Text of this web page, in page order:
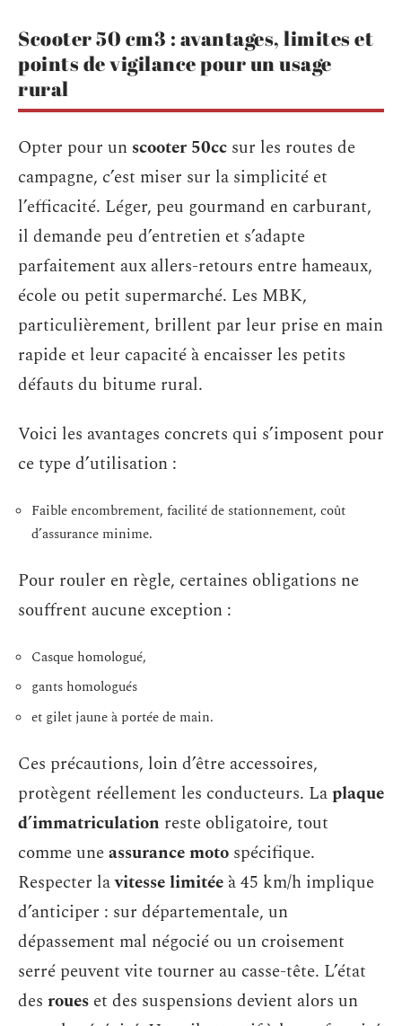
Scooter 50 cm3 : avantages, limites et
points de vigilance pour un usage
rural
Opter pour un scooter 50cc sur les routes de
campagne, c’est miser sur la simplicité et
l’efficacité. Léger, peu gourmand en carburant,
il demande peu d’entretien et s’adapte
parfaitement aux allers-retours entre hameaux,
école ou petit supermarché. Les MBK,
particulièrement, brillent par leur prise en main
rapide et leur capacité à encaisser les petits
défauts du bitume rural.
Voici les avantages concrets qui s’imposent pour
ce type d’utilisation :
Faible encombrement, facilité de stationnement, coût
d’assurance minime.
Pour rouler en règle, certaines obligations ne
souffrent aucune exception :
Casque homologué,
gants homologués
et gilet jaune à portée de main.
Ces précautions, loin d’être accessoires,
protègent réellement les conducteurs. Laplaque
d’immatriculation reste obligatoire, tout
comme uneassurance moto spécifique.
Respecter lavitesse limitée à 45 km/h implique
d’anticiper : sur départementale, un
dépassement mal négocié ou un croisement
serré peuvent vite tourner au casse-tête. L’état
des roues et des suspensions devient alors un